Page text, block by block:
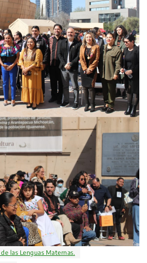
las Lenguas Maternas.